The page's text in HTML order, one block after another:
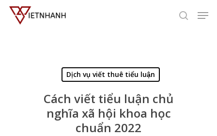
Skip
search
Dịch vụ viết thuê tiểu luận
Cách viết tiểu luận chủ
nghĩa xã hội khoa học
chuẩn 2022